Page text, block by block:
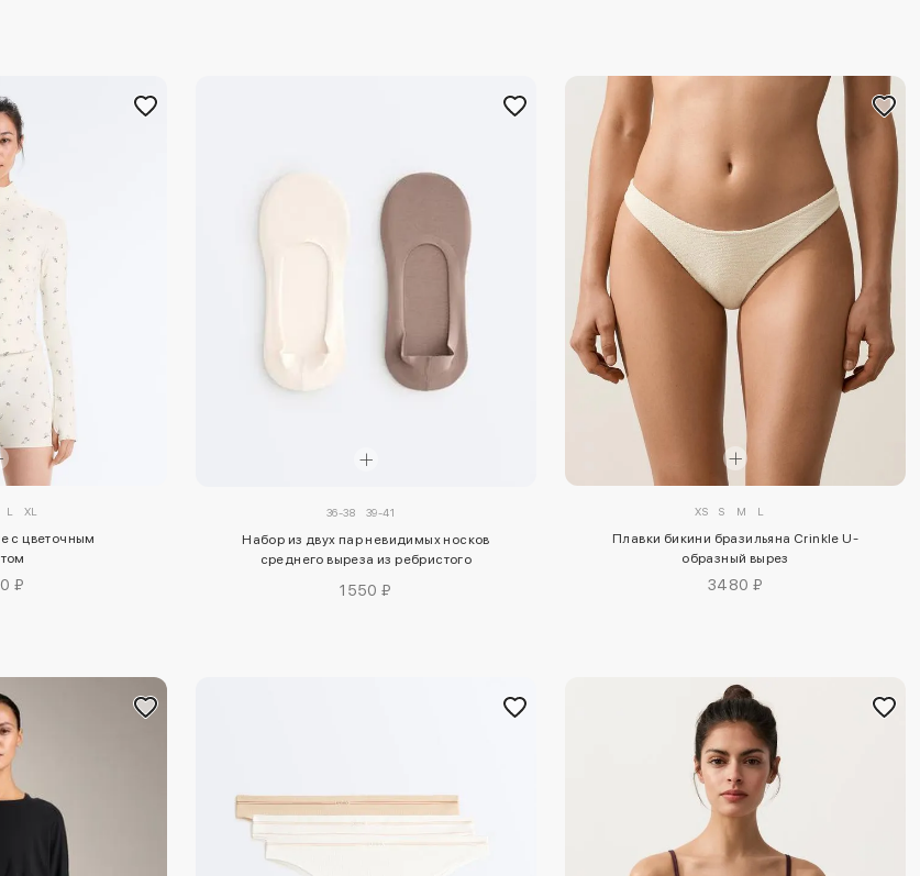
L XL
с цветочным
₽
36-38 39-41
Набор из двух пар невидимых носков
среднего выреза из ребристого
1550 ₽
XS S M L
Плавки бикини бразильяна Crinkle U-
образный вырез
3480 ₽